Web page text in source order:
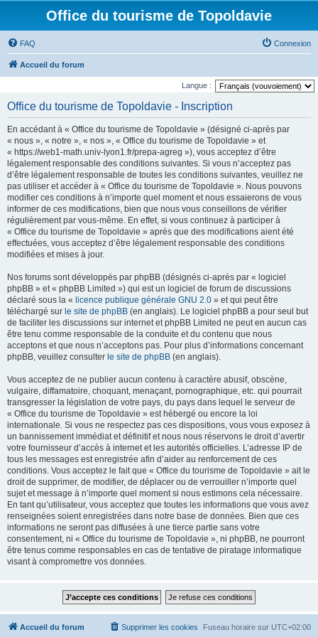
Office du tourisme de Topoldavie
FAQ Connexion
Accueil du forum
Langue :
Office du tourisme de Topoldavie - Inscription
En accédant à « Office du tourisme de Topoldavie » (désigné ci-après par
« nous », « notre », « nos », « Office du tourisme de Topoldavie » et
« https://web1-math.univ-lyon1.fr/prepa-agreg »), vous acceptez d’être
légalement responsable des conditions suivantes. Si vous n’acceptez pas
d’être légalement responsable de toutes les conditions suivantes, veuillez ne
pas utiliser et accéder à « Office du tourisme de Topoldavie ». Nous pouvons
modifier ces conditions à n’importe quel moment et nous essaierons de vous
informer de ces modifications, bien que nous vous conseillons de vérifier
régulièrement par vous-même. En effet, si vous continuez à participer à
« Office du tourisme de Topoldavie » après que des modifications aient été
effectuées, vous acceptez d’être légalement responsable des conditions
modifiées et mises à jour.
Nos forums sont développés par phpBB (désignés ci-après par « logiciel
phpBB » et « phpBB Limited ») qui est un logiciel de forum de discussions
déclaré sous la « licence publique générale GNU 2.0 » et qui peut être
téléchargé sur le site de phpBB (en anglais). Le logiciel phpBB a pour seul but
de faciliter les discussions sur internet et phpBB Limited ne peut en aucun cas
être tenu comme responsable de la conduite et du contenu que nous
acceptons et que nous n’acceptons pas. Pour plus d’informations concernant
phpBB, veuillez consulter le site de phpBB (en anglais).
Vous acceptez de ne publier aucun contenu à caractère abusif, obscène,
vulgaire, diffamatoire, choquant, menaçant, pornographique, etc. qui pourrait
transgresser la législation de votre pays, du pays dans lequel le serveur de
« Office du tourisme de Topoldavie » est hébergé ou encore la loi
internationale. Si vous ne respectez pas ces dispositions, vous vous exposez à
un bannissement immédiat et définitif et nous nous réservons le droit d’avertir
votre fournisseur d’accès à internet et les autorités officielles. L’adresse IP de
tous les messages est enregistrée afin d’aider au renforcement de ces
conditions. Vous acceptez le fait que « Office du tourisme de Topoldavie » ait le
droit de supprimer, de modifier, de déplacer ou de verrouiller n’importe quel
sujet et message à n’importe quel moment si nous estimons cela nécessaire.
En tant qu’utilisateur, vous acceptez que toutes les informations que vous avez
renseignées soient enregistrées dans notre base de données. Bien que ces
informations ne seront pas diffusées à une tierce partie sans votre
consentement, ni « Office du tourisme de Topoldavie », ni phpBB, ne pourront
être tenus comme responsables en cas de tentative de piratage informatique
visant à compromettre vos données.
Accueil du forum Fuseau horaire sur UTC+02:00
Supprimer les cookies